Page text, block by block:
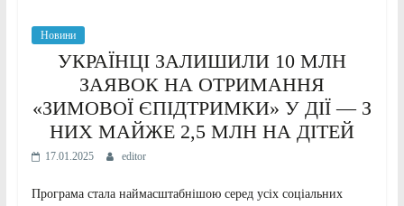
Новини
УКРАЇНЦІ ЗАЛИШИЛИ 10 МЛН
ЗАЯВОК НА ОТРИМАННЯ
«ЗИМОВОЇ ЄПІДТРИМКИ» У ДІЇ — З
НИХ МАЙЖЕ 2,5 МЛН НА ДІТЕЙ
17.01.2025 editor
Програма стала наймасштабнішою серед усіх соціальних